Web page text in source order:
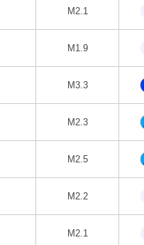
M2.1
M1.9
M3.3
M2.3
M2.5
M2.2
M2.1